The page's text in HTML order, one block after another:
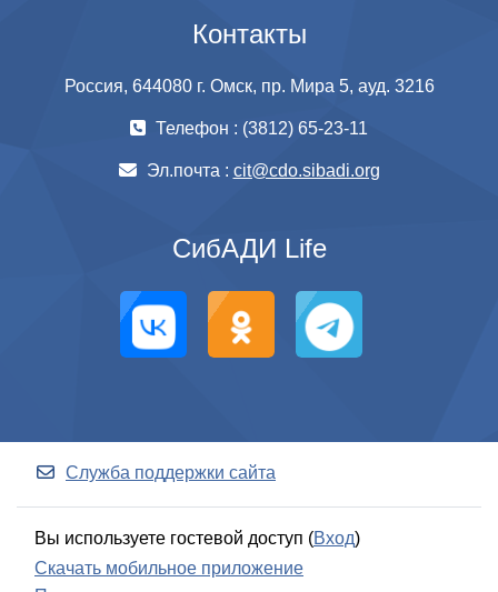
Контакты
Россия, 644080 г. Омск, пр. Мира 5, ауд. 3216
Телефон : (3812) 65-23-11
Эл.почта : cit@cdo.sibadi.org
СибАДИ Life
Служба поддержки сайта
Вы используете гостевой доступ (Вход)
Скачать мобильное приложение